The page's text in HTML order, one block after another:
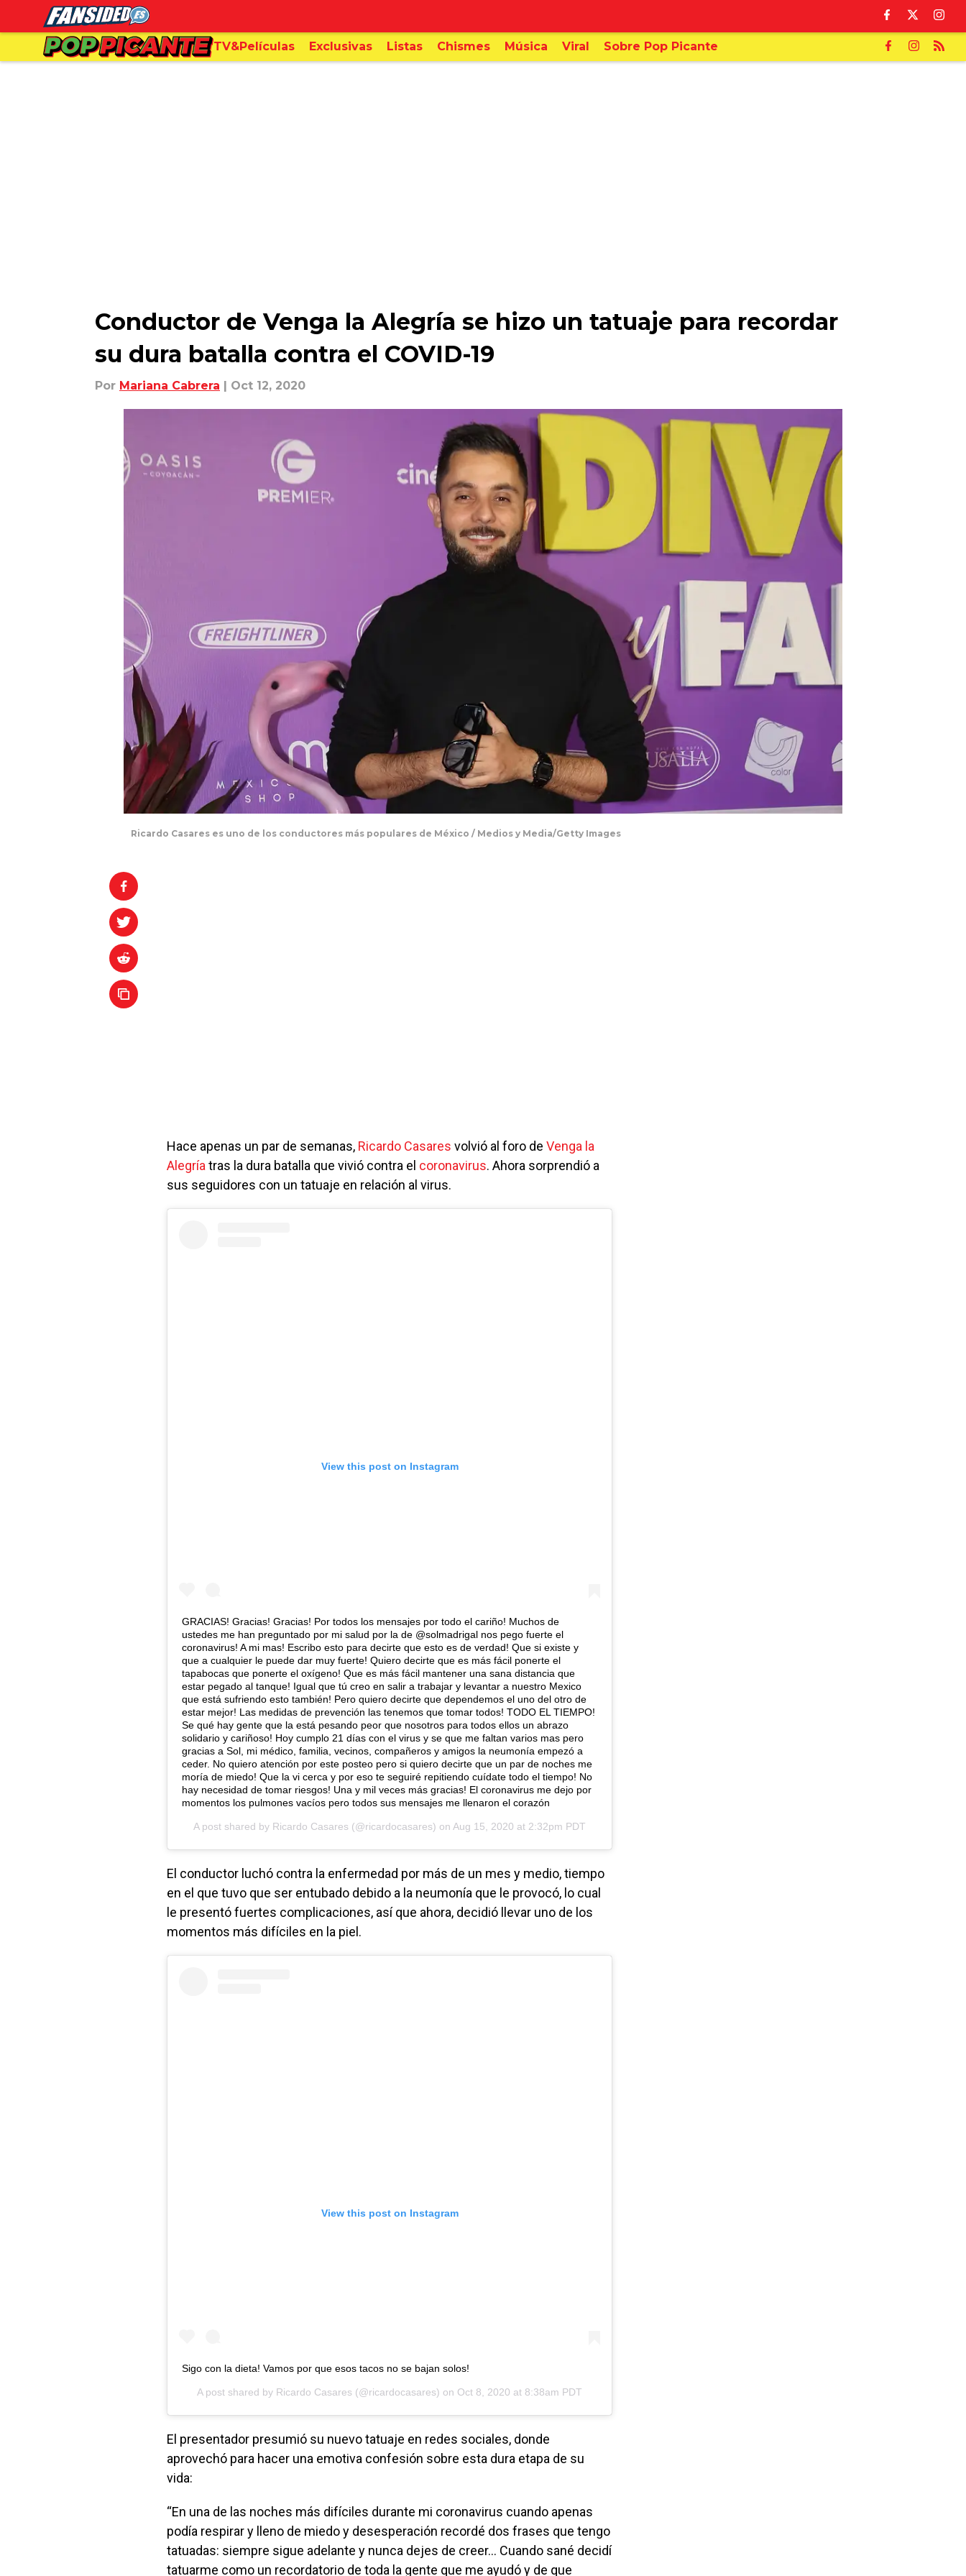
TV&Películas Exclusivas Listas Chismes Música Viral Sobre Pop Picante
Conductor de Venga la Alegría se hizo un tatuaje para recordar
su dura batalla contra el COVID-19
Por Mariana Cabrera | Oct 12, 2020
Ricardo Casares es uno de los conductores más populares de México / Medios y Media/Getty Images
Hace apenas un par de semanas, Ricardo Casares volvió al foro de Venga la
Alegríatras la dura batalla que vivió contra el coronavirus. Ahora sorprendió a
sus seguidores con un tatuaje en relación al virus.
View this post on Instagram
GRACIAS! Gracias! Gracias! Por todos los mensajes por todo el cariño! Muchos de
ustedes me han preguntado por mi salud por la de @solmadrigal nos pego fuerte el
coronavirus! A mi mas! Escribo esto para decirte que esto es de verdad! Que si existe y
que a cualquier le puede dar muy fuerte! Quiero decirte que es más fácil ponerte el
tapabocas que ponerte el oxígeno! Que es más fácil mantener una sana distancia que
estar pegado al tanque! Igual que tú creo en salir a trabajar y levantar a nuestro Mexico
que está sufriendo esto también! Pero quiero decirte que dependemos el uno del otro de
estar mejor! Las medidas de prevención las tenemos que tomar todos! TODO EL TIEMPO!
Se qué hay gente que la está pesando peor que nosotros para todos ellos un abrazo
solidario y cariñoso! Hoy cumplo 21 días con el virus y se que me faltan varios mas pero
gracias a Sol, mi médico, familia, vecinos, compañeros y amigos la neumonía empezó a
ceder. No quiero atención por este posteo pero si quiero decirte que un par de noches me
moría de miedo! Que la vi cerca y por eso te seguiré repitiendo cuídate todo el tiempo! No
hay necesidad de tomar riesgos! Una y mil veces más gracias! El coronavirus me dejo por
momentos los pulmones vacíos pero todos sus mensajes me llenaron el corazón
A post shared by Ricardo Casares (@ricardocasares) on Aug 15, 2020 at 2:32pm PDT
El conductor luchó contra la enfermedad por más de un mes y medio, tiempo
en el que tuvo que ser entubado debido a la neumonía que le provocó, lo cual
le presentó fuertes complicaciones, así que ahora, decidió llevar uno de los
momentos más difíciles en la piel.
View this post on Instagram
Sigo con la dieta! Vamos por que esos tacos no se bajan solos!
A post shared by Ricardo Casares (@ricardocasares) on Oct 8, 2020 at 8:38am PDT
El presentador presumió su nuevo tatuaje en redes sociales, donde
aprovechó para hacer una emotiva confesión sobre esta dura etapa de su
vida:
“En una de las noches más difíciles durante mi coronavirus cuando apenas
podía respirar y lleno de miedo y desesperación recordé dos frases que tengo
tatuadas: siempre sigue adelante y nunca dejes de creer… Cuando sané decidí
tatuarme como un recordatorio de toda la gente que me ayudó y de que